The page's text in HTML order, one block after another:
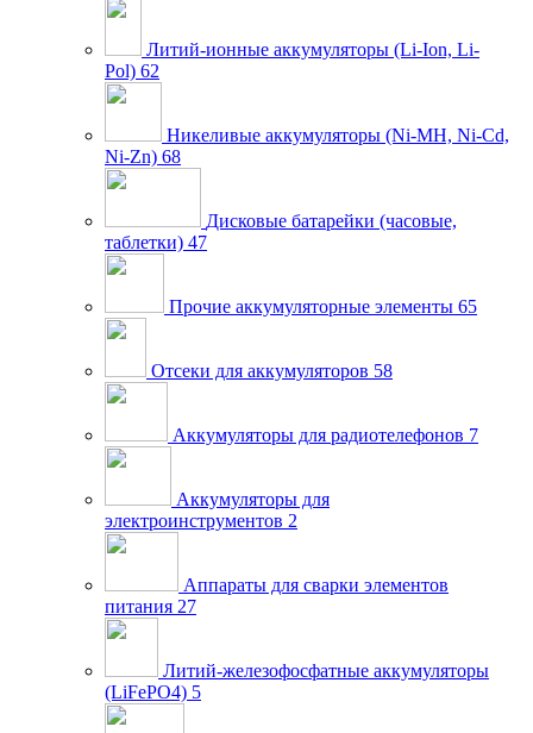
Литий-ионные аккумуляторы (Li-Ion, Li-
Pol) 62
Никеливые аккумуляторы (Ni-MH, Ni-Cd,
Ni-Zn) 68
Дисковые батарейки (часовые,
таблетки) 47
Прочие аккумуляторные элементы 65
Отсеки для аккумуляторов 58
Аккумуляторы для радиотелефонов 7
Аккумуляторы для
электроинструментов 2
Аппараты для сварки элементов
питания 27
Литий-железофосфатные аккумуляторы
(LiFePO4) 5